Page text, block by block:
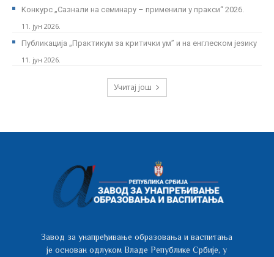
Kонкурс „Сазнали на семинару – применили у пракси“ 2026.
11. јун 2026.
Публикација „Практикум за критички ум” и на енглеском језику
11. јун 2026.
Учитај још
Завод за унапређивање образовања и васпитања
је основан одлуком Владе Републике Србије, у